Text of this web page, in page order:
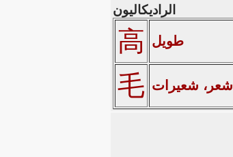
الراديكاليون
高 طويل
毛 شعر، شعيرات